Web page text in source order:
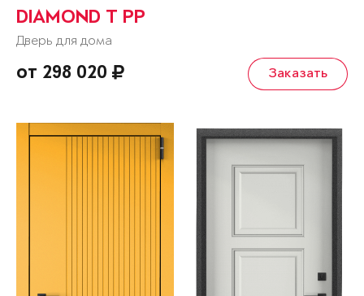
DIAMOND T РР
Дверь для дома
от 298 020 Заказать